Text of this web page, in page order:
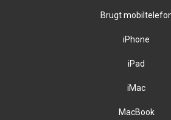
Brugt
iPhone
iPad
iMac
MacBook